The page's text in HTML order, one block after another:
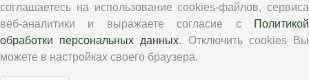
Журналы ВолНЦ РАН
Экономические и социальные перемены
соглашаетесь на использование cookies-файлов, сервиса
веб-аналитики и выражаете согласие с
Политикой
обработки персональных данных. Отключить cookies Вы
можете в настройках своего браузера.